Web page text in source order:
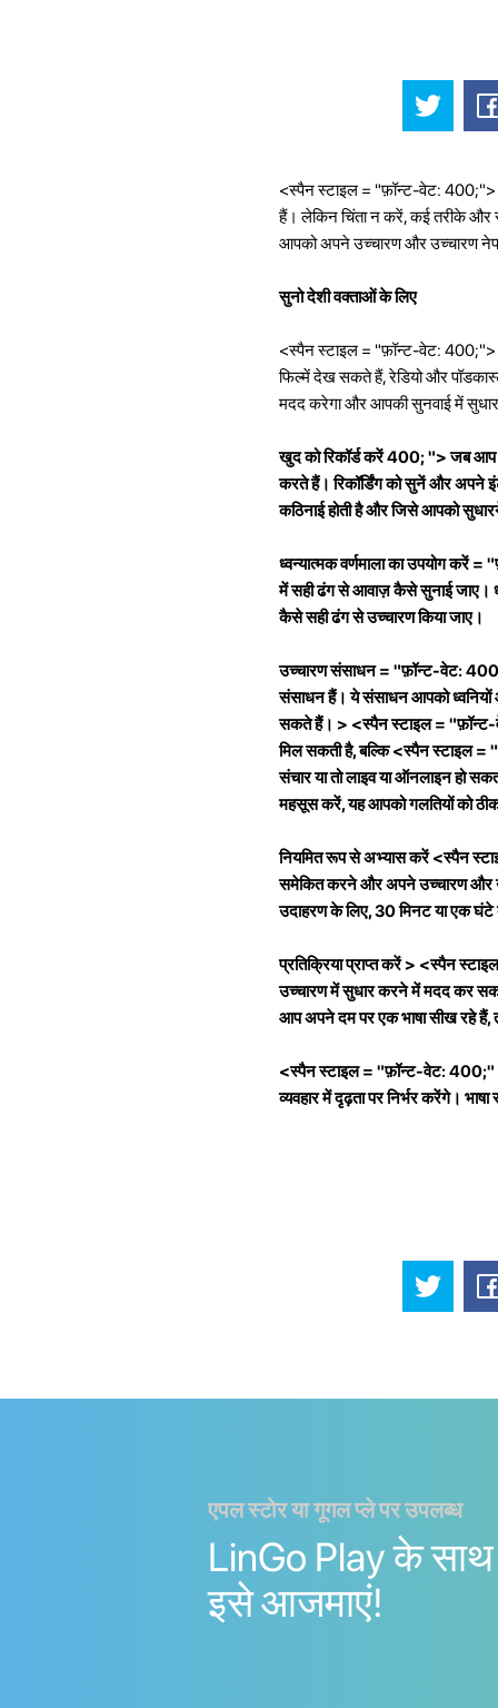
<स्पैन स्टाइल = "फ़ॉन्ट-वेट: 400;">
हैं। लेकिन चिंता न करें, कई तरीके
आपको अपने उच्चारण और उच्चारण
सुनो देशी वक्ताओं के लिए
<स्पैन स्टाइल = "फ़ॉन्ट-वेट: 400;">
फिल्में देख सकते हैं, रेडियो और
मदद करेगा और आपकी सुनवाई में
खुद को रिकॉर्ड करें 400; "> जब आप
करते हैं। रिकॉर्डिंग को सुनें और अपने
कठिनाई होती है और जिसे आपको
ध्वन्यात्मक वर्णमाला का उपयोग करें
में सही ढंग से आवाज़ कैसे सुनाई जाए।
कैसे सही ढंग से उच्चारण किया जाए।
उच्चारण संसाधन = "फ़ॉन्ट-वेट:
संसाधन हैं। ये संसाधन आपको ध्वनियों
सकते हैं। > <स्पैन स्टाइल = "फ़ॉन्ट-
मिल सकती है, बल्कि <स्पैन स्टाइल =
संचार या तो लाइव या ऑनलाइन हो
महसूस करें, यह आपको गलतियों को
नियमित रूप से अभ्यास करें <स्पैन
समेकित करने और अपने उच्चारण और
उदाहरण के लिए, 30 मिनट या एक
प्रतिक्रिया प्राप्त करें > <स्पैन
उच्चारण में सुधार करने में मदद कर
आप अपने दम पर एक भाषा सीख रहे हैं,
<स्पैन स्टाइल = "फ़ॉन्ट-वेट: 400;"
व्यवहार में दृढ़ता पर निर्भर करेंगे।
एपल स्टोर या गूगल प्ले पर उपलब्ध
LinGo Play के साथ
इसे आजमाएं!